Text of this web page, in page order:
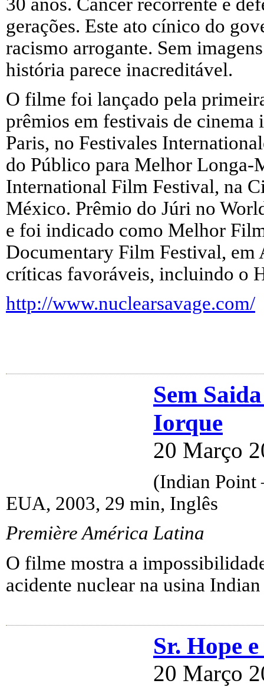
gerações. Este ato cínico do
racismo arrogante. Sem
história parece inacreditável.
O filme foi lançado pela
prêmios em festivais de
Paris, no Festivales
do Público para Melhor Longa-
International Film Festival, na
México. Prêmio do Júri no
e foi indicado como Melhor
Documentary Film Festival, em
críticas favoráveis, incluindo o
http://www.nuclearsavage.com/
Sem
Iorque
20 Março
(Indian Point
EUA, 2003, 29 min, Inglês
Première América Latina
O filme mostra a
acidente nuclear na usina
Sr. Hope
20 Março